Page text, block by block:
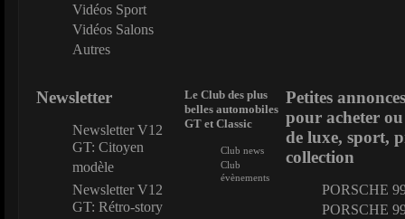
Vidéos Sport
Vidéos Salons
Autres
Newsletter
Newsletter V12
GT: Citoyen
modèle
Newsletter V12
GT: Rétro-story
Le Club des plus
belles automobiles
GT et Classic
Club news
Club
évènements
Petites
pour acheter
de luxe, sport,
collection
PORSCHE
PORSCHE